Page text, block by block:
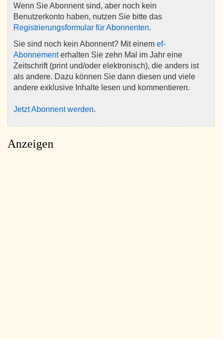
Wenn Sie Abonnent sind, aber noch kein
Benutzerkonto haben, nutzen Sie bitte das
Registrierungsformular für Abonnenten.
Sie sind noch kein Abonnent? Mit einem ef-
Abonnementerhalten Sie zehn Mal im Jahr eine
Zeitschrift (print und/oder elektronisch), die anders ist
als andere. Dazu können Sie dann diesen und viele
andere exklusive Inhalte lesen und kommentieren.
Jetzt Abonnent werden.
Anzeigen